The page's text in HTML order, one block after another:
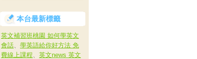
本台最新標籤
英文補習班桃園 如何學英文
會話、 學英語給你好方法 免
費線上課程、 英文news 英文